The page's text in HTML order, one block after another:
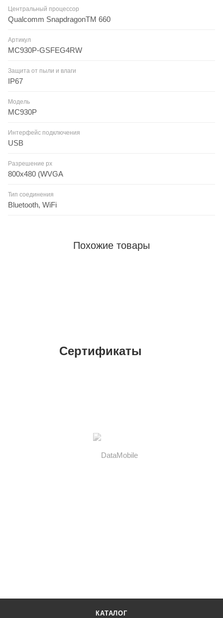
Центральный процессор
Qualcomm SnapdragonTM 660
Артикул
MC930P-GSFEG4RW
Защита от пыли и влаги
IP67
Модель
MC930P
Интерфейс подключения
USB
Разрешение px
800х480 (WVGA
Тип соединения
Bluetooth, WiFi
Похожие товары
Сертификаты
КАТАЛОГ